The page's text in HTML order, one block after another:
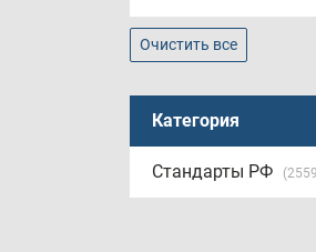
Очистить все
Категория
Стандарты РФ